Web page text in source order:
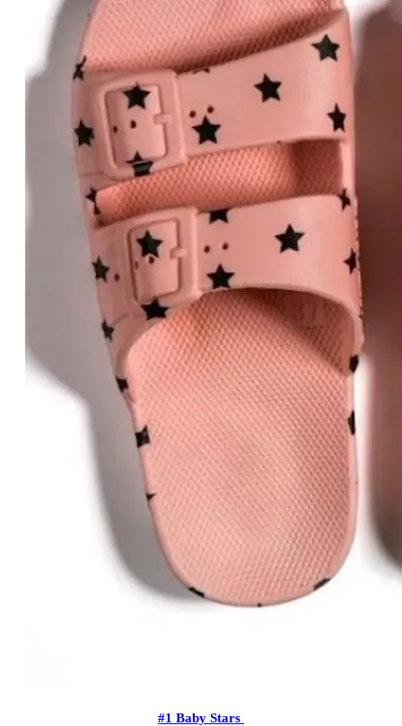
#1 Baby Stars